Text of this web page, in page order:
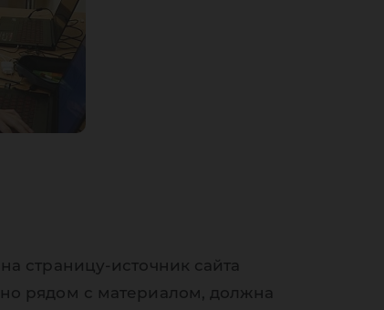
страницу-источник сайта
рядом с материалом, должна